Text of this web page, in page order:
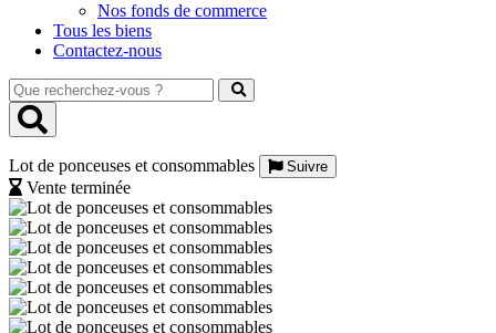
Nos fonds de commerce
Tous les biens
Contactez-nous
Que
recherchez-
vous
Lot de ponceuses et consommables
Suivre
Vente terminée